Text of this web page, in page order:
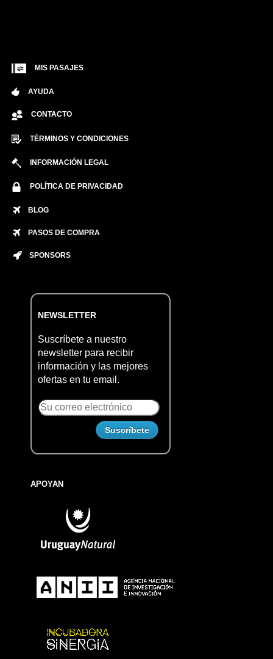
MIS PASAJES
AYUDA
CONTACTO
TÉRMINOS Y CONDICIONES
INFORMACIÓN LEGAL
POLÍTICA DE PRIVACIDAD
BLOG
PASOS DE COMPRA
SPONSORS
NEWSLETTER
Suscríbete a nuestro
newsletter para recibir
información y las mejores
ofertas en tu email.
APOYAN